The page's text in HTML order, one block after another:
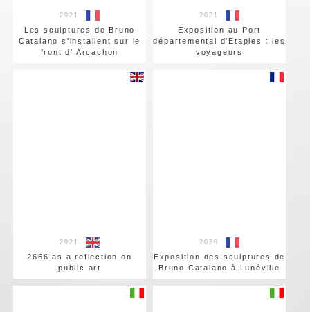
2021
Les sculptures de Bruno
Catalano s'installent sur le
front d' Arcachon
2021
Exposition au Port
départemental d'Etaples : les
voyageurs
2021
2666 as a reflection on
public art
2020
Exposition des sculptures de
Bruno Catalano à Lunéville